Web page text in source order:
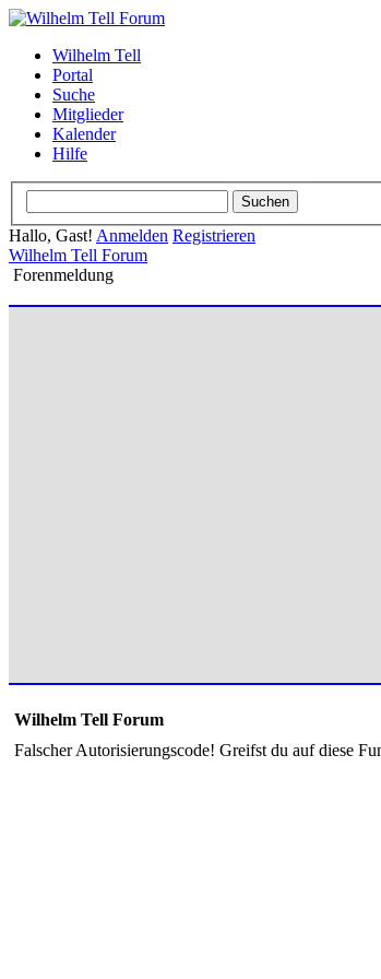
Wilhelm Tell
Portal
Suche
Mitglieder
Kalender
Hilfe
Hallo, Gast! Anmelden Registrieren
Wilhelm Tell Forum
Forenmeldung
Wilhelm Tell Forum
Falscher Autorisierungscode! Greifst du auf diese